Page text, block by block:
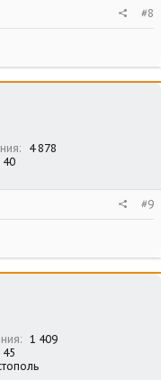
#8
4 878
40
#9
1 409
45